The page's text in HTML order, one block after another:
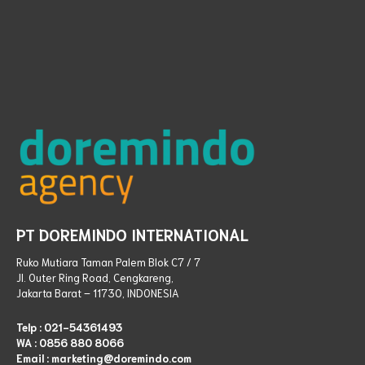
PT DOREMINDO INTERNATIONAL
Ruko Mutiara Taman Palem Blok C7 / 7
Jl. Outer Ring Road, Cengkareng,
Jakarta Barat – 11730, INDONESIA
Telp : 021-54361493
WA : 0856 880 8066
Email : marketing@doremindo.com